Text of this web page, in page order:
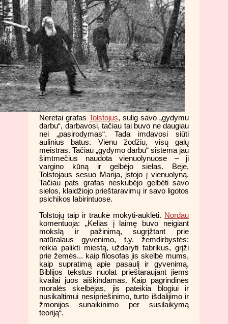
Neretai grafas Tolstojus, sulig savo „gydymu
darbu“, darbavosi, tačiau tai buvo ne daugiau
nei „pasirodymas“. Tada imdavosi siūti
aulinius batus. Vienu žodžiu, visų galų
meistras. Tačiau „gydymo darbu“ sistema jau
šimtmečius naudota vienuolynuose – ji
vargino kūną ir gelbėjo sielas. Beje,
Tolstojaus sesuo Marija, įstojo į vienuolyną.
Tačiau pats grafas neskubėjo gelbėti savo
sielos, klaidžiojo prieštaravimų ir savo ligotos
psichikos labirintuose.
Tolstojų taip ir traukė mokyti-auklėti. Nordau
komentuoja: „Kelias į laimę buvo neigiant
mokslą ir pažinimą, sugrįžtant prie
natūralaus gyvenimo, t.y. žemdirbystės:
reikia palikti miestą, uždaryti fabrikus, grįži
prie žemės... kaip filosofas jis skelbė mums,
kaip supratimą apie pasaulį ir gyvenimą,
Biblijos tekstus nuolat prieštaraujant jiems
kvailai juos aiškindamas. Kaip pagrindinės
moralės skelbėjas, jis pateikia blogiui ir
nusikaltimui nesipriešinimo, turto išdalijimo ir
žmonijos sunaikinimo per susilaikymą
teoriją“.